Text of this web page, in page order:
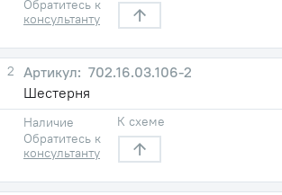
Обратитесь к
консультанту
2
702.16.03.106-2
Шестерня
Наличие
Обратитесь к
консультанту
К схеме